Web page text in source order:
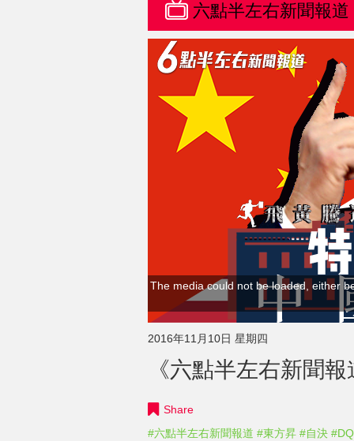
六點半左右新聞報道
The media could not be loaded, either
2016年11月10日 星期四
《六點半左右新聞
Share
#六點半左右新聞報道 #東方昇 #自決 #DQ